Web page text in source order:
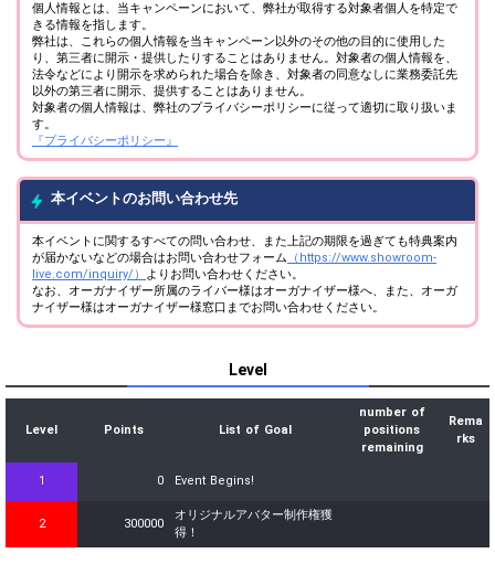
個人情報とは、当キャンペーンにおいて、弊社が取得する対象者個人を特定で
きる情報を指します。
弊社は、これらの個人情報を当キャンペーン以外のその他の目的に使用した
り、第三者に開示・提供したりすることはありません。対象者の個人情報を、
法令などにより開示を求められた場合を除き、対象者の同意なしに業務委託先
以外の第三者に開示、提供することはありません。
対象者の個人情報は、弊社のプライバシーポリシーに従って適切に取り扱いま
す。
『プライバシーポリシー』
本イベントのお問い合わせ先
本イベントに関するすべての問い合わせ、また上記の期限を過ぎても特典案内
が届かないなどの場合はお問い合わせフォーム （https://www.showroom-
live.com/inquiry/） よりお問い合わせください。
なお、オーガナイザー所属のライバー様はオーガナイザー様へ、また、オーガ
ナイザー様はオーガナイザー様窓口までお問い合わせください。
Level
Level Points List of Goal
number of
positions
remaining
Rema
rks
1 0 Event Begins!
2 300000
オリジナルアバター制作権獲
得！